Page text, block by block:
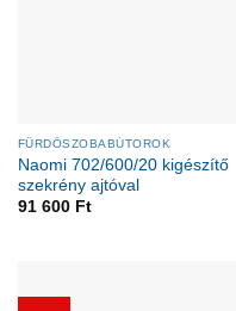
FÜRDŐSZOBABÚTOROK
Naomi 702/600/20 kigészítő
szekrény ajtóval
91 600 Ft